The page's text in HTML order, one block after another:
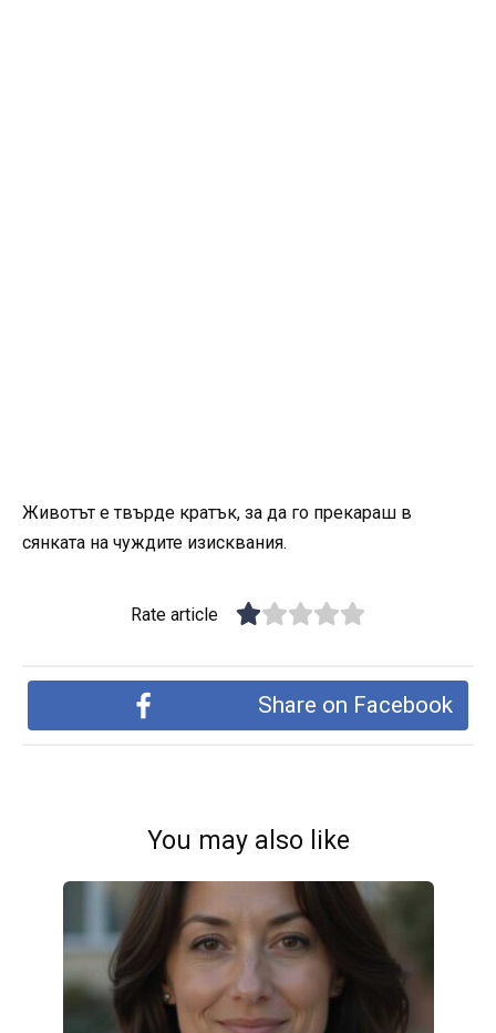
Животът е твърде кратък, за да го прекараш в
сянката на чуждите изисквания.
Rate article
Share on Facebook
You may also like